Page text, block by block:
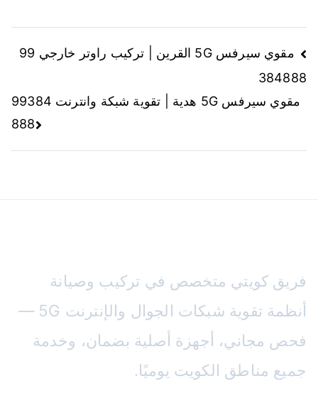
تصفّح
المقالات
مقوي سيرفس 5G القرين | تركيب راوتر خارجي 99
384888
مقوي سيرفس 5G هدية | تقوية شبكة وانترنت 99384
888
فريق كويتي متخصص في تركيب وصيانة
أنظمة تقوية شبكات الجوال والإنترنت 5G —
فحص مجاني، أجهزة أصلية بضمان، وخدمة
جميع مناطق الكويت يوميًا.